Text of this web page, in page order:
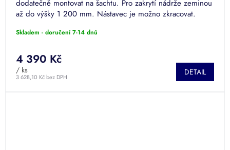
dodatečně montovat na šachtu. Pro zakrytí nádrže zeminou
až do výšky 1 200 mm. Nástavec je možno zkracovat.
Skladem - doručení 7-14 dnů
3 628,10 Kč bez DPH
4 390 Kč
/ ks DETAIL